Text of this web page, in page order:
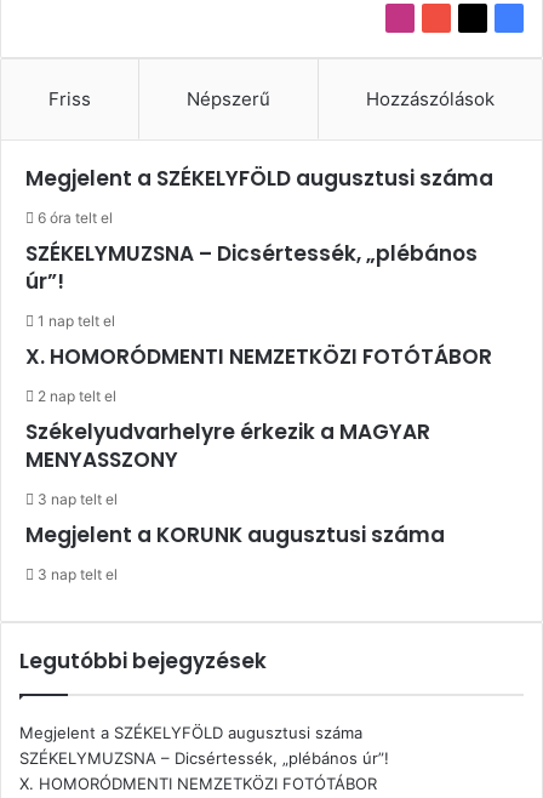
Friss Népszerű Hozzászólások
Megjelent a SZÉKELYFÖLD augusztusi száma
6 óra telt el
SZÉKELYMUZSNA – Dicsértessék, „plébános
úr”!
1 nap telt el
X. HOMORÓDMENTI NEMZETKÖZI FOTÓTÁBOR
2 nap telt el
Székelyudvarhelyre érkezik a MAGYAR
MENYASSZONY
3 nap telt el
Megjelent a KORUNK augusztusi száma
3 nap telt el
Legutóbbi bejegyzések
Megjelent a SZÉKELYFÖLD augusztusi száma
SZÉKELYMUZSNA – Dicsértessék, „plébános úr”!
X. HOMORÓDMENTI NEMZETKÖZI FOTÓTÁBOR